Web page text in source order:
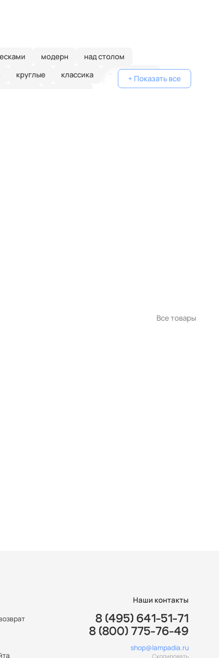
модерн
над столом
круглые классика
деревянные
+ Показать все
Все товары
Наши контакты
8 (495) 641-51-71
8 (800) 775-76-49
shop@lampadia.ru
Скопировать